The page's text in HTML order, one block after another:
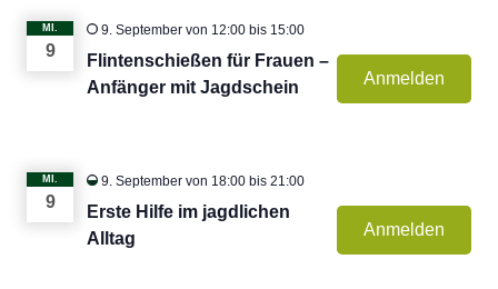
MI.
9
9. September von 12:00 bis 15:00
Flintenschießen für Frauen –
Anfänger mit Jagdschein
Anmelden
MI.
9
9. September von 18:00 bis 21:00
Erste Hilfe im jagdlichen
Alltag
Anmelden